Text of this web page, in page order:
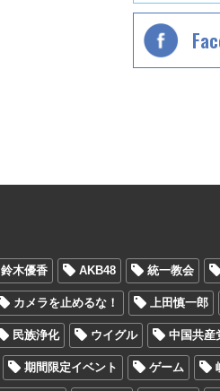
鈴木優香 AKB48 統一教会
カメラを止めるな！ 上田慎一郎
民族浄化 ウイグル 中国共産
期間限定イベント ゲーム